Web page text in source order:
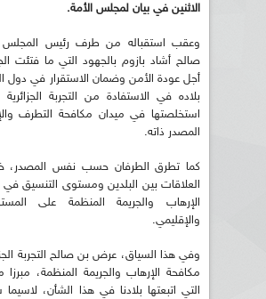
الاثنين في بيان لمجلس الأمة.
وعقب استقباله من طرف رئيس المجلس
صالح أشاد بازوم بالجهود التي ما فتئت
أجل عودة الأمن وضمان الاستقرار في دول
بلاده في الاستفادة من التجربة
استخلصتها في ميدان مكافحة التطرف
المصدر ذاته.
كما تطرق الطرفان حسب نفس المصدر،
العلاقات بين البلدين ومستوى التنسيق
الإرهاب والجريمة المنظمة على
والإقليمي.
وفي هذا السياق، عرض بن صالح التجربة
مكافحة الإرهاب والجريمة المنظمة، مبرزا
التي اتبعتها بلادنا في هذا الشأن،